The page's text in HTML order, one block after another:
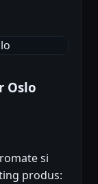
Oslo
si
produs: